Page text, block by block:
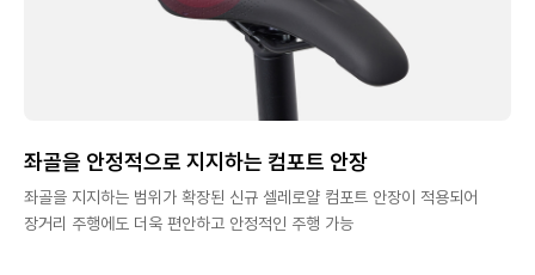
좌골을 안정적으로 지지하는 컴포트 안장
좌골을 지지하는 범위가 확장된 신규 셀레로얄 컴포트 안장이 적용되어
장거리 주행에도 더욱 편안하고 안정적인 주행 가능